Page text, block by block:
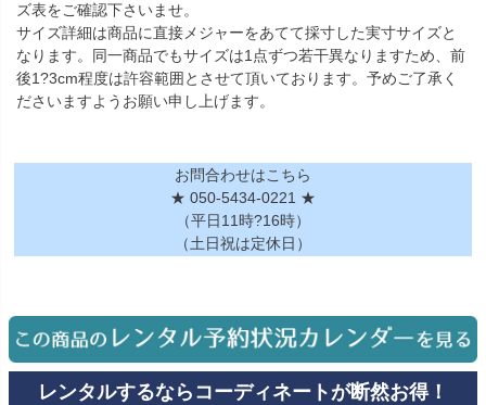
ズ表をご確認下さいませ。
サイズ詳細は商品に直接メジャーをあてて採寸した実寸サイズと
なります。同一商品でもサイズは1点ずつ若干異なりますため、前
後1?3cm程度は許容範囲とさせて頂いております。予めご了承く
ださいますようお願い申し上げます。
お問合わせはこちら
★ 050-5434-0221 ★
（平日11時?16時）
（土日祝は定休日）
レンタルするならコーディネートが断然お得！